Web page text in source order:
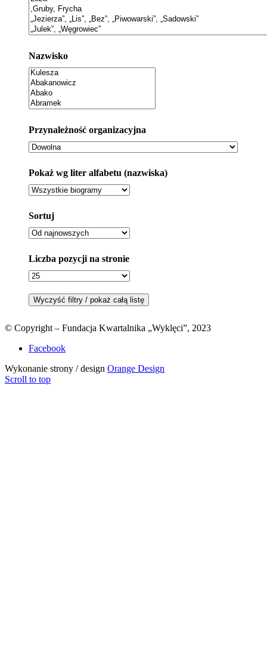
Nazwisko
Przynależność organizacyjna
Pokaż wg liter alfabetu (nazwiska)
Sortuj
Liczba pozycji na stronie
© Copyright – Fundacja Kwartalnika „Wyklęci”, 2023
Facebook
Wykonanie strony / design Orange Design
Scroll to top